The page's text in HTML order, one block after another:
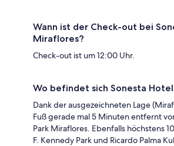
Wann ist der Check-out bei
Miraflores?
Check-out ist um 12:00 Uhr.
Wo befindet sich Sonesta
Dank der ausgezeichneten Lage
Fuß gerade mal 5 Minuten entfernt
Park Miraflores. Ebenfalls höchstens
F. Kennedy Park und Ricardo Palma